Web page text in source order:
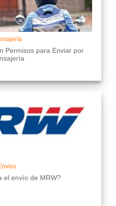
Permisos para Enviar por
el envío de MRW?